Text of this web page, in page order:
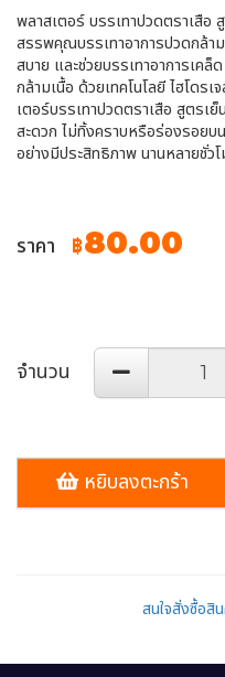
พลาสเตอร์ บรรเทาปวดตราเสือ
สรรพคุณบรรเทาอาการปวดกล้า
สบาย และช่วยบรรเทาอาการเค
กล้ามเนื้อ ด้วยเทคโนโลยี ไฮโดร
เตอร์บรรเทาปวดตราเสือ สูตรเย็
สะดวก ไม่ทิ้งคราบหรือร่องรอยบ
อย่างมีประสิทธิภาพ นานหลายชั่วโ
ราคา ฿80.00
จำนวน
หยิบลงตะกร้า
สนใจสั่งซื้อสิ